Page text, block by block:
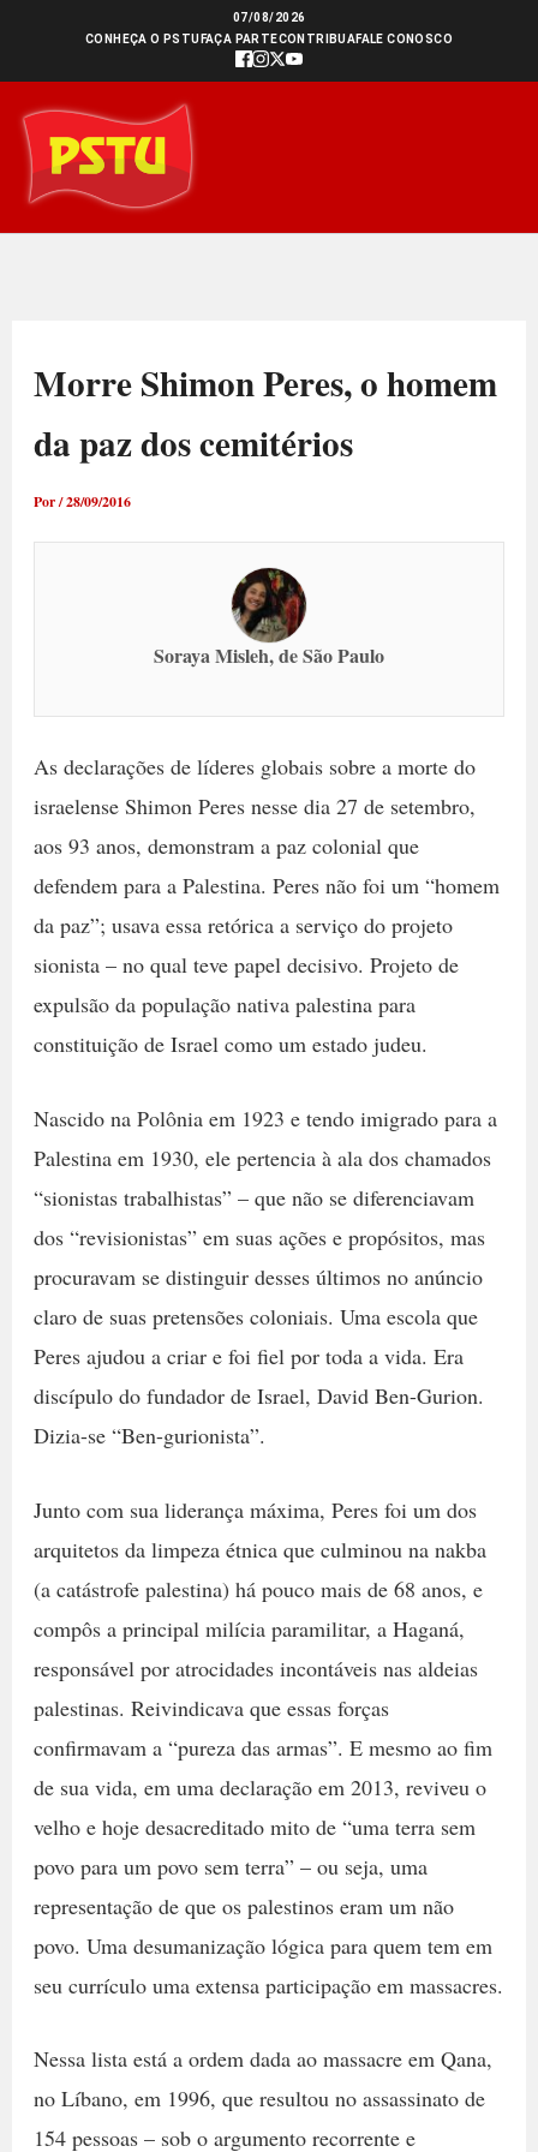
conteúdo
07/08/2026
CONHEÇA O PSTU FAÇA PARTECONTRIBUAFALE CONOSCO
Morre Shimon Peres, o homem
da paz dos cemitérios
Por/28/09/2016
Soraya Misleh, de São Paulo
As declarações de líderes globais sobre a morte do
israelense Shimon Peres nesse dia 27 de setembro,
aos 93 anos, demonstram a paz colonial que
defendem para a Palestina. Peres não foi um “homem
da paz”; usava essa retórica a serviço do projeto
sionista – no qual teve papel decisivo. Projeto de
expulsão da população nativa palestina para
constituição de Israel como um estado judeu.
Nascido na Polônia em 1923 e tendo imigrado para a
Palestina em 1930, ele pertencia à ala dos chamados
“sionistas trabalhistas” – que não se diferenciavam
dos “revisionistas” em suas ações e propósitos, mas
procuravam se distinguir desses últimos no anúncio
claro de suas pretensões coloniais. Uma escola que
Peres ajudou a criar e foi fiel por toda a vida. Era
discípulo do fundador de Israel, David Ben-Gurion.
Dizia-se “Ben-gurionista”.
Junto com sua liderança máxima, Peres foi um dos
arquitetos da limpeza étnica que culminou na nakba
(a catástrofe palestina) há pouco mais de 68 anos, e
compôs a principal milícia paramilitar, a Haganá,
responsável por atrocidades incontáveis nas aldeias
palestinas. Reivindicava que essas forças
confirmavam a “pureza das armas”. E mesmo ao fim
de sua vida, em uma declaração em 2013, reviveu o
velho e hoje desacreditado mito de “uma terra sem
povo para um povo sem terra” – ou seja, uma
representação de que os palestinos eram um não
povo. Uma desumanização lógica para quem tem em
seu currículo uma extensa participação em massacres.
Nessa lista está a ordem dada ao massacre em Qana,
no Líbano, em 1996, que resultou no assassinato de
154 pessoas – sob o argumento recorrente e